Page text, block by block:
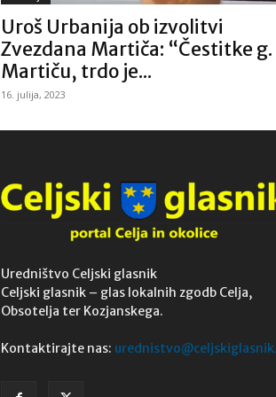
Uroš Urbanija ob izvolitvi
Zvezdana Martiča: “Čestitke g.
Martiču, trdo je...
16. julija, 2023
Uredništvo Celjski glasnik
Celjski glasnik – glas lokalnih zgodb Celja,
Obsotelja ter Kozjanskega.
Kontaktirajte nas: